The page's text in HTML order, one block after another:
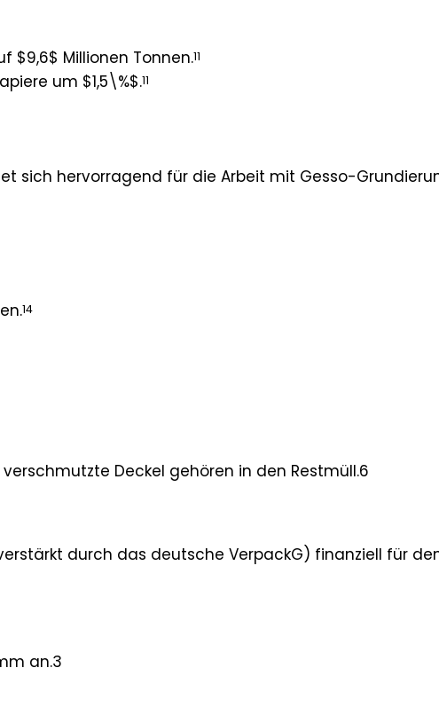
$9,6$ Millionen Tonnen.11
um $1,5\%$.11
sich hervorragend für die Arbeit mit Gesso-
14
Deckel gehören in den Restmüll.6
durch das deutsche VerpackG) finanziell für
an.3